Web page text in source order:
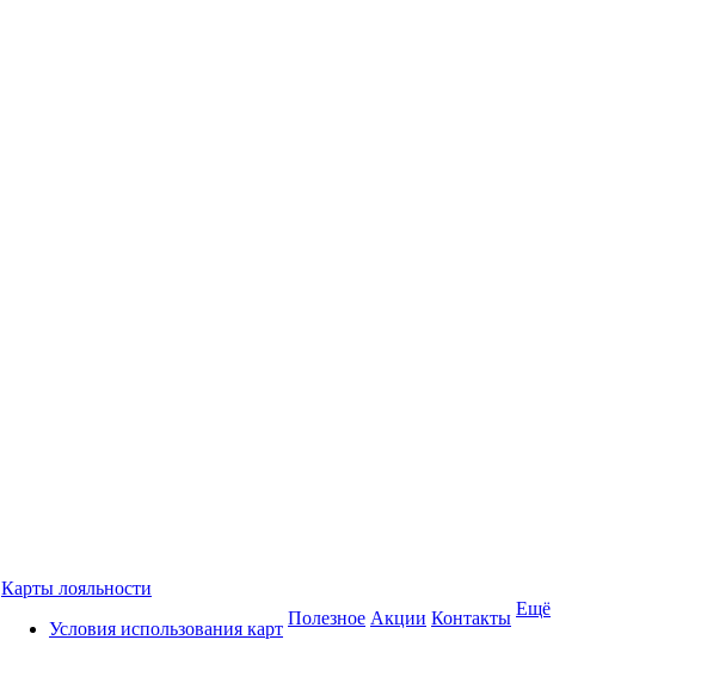
Карты лояльности
Условия использования карт
Полезное Акции Контакты Ещё